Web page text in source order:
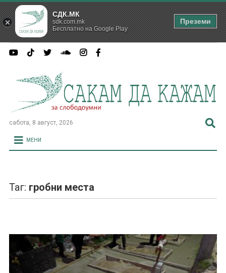
сабота, 8 август, 2026
МЕНИ
Таг: гробни места
СДК.МК
sdk.com.mk
Бесплатно на Google Play
Преземи